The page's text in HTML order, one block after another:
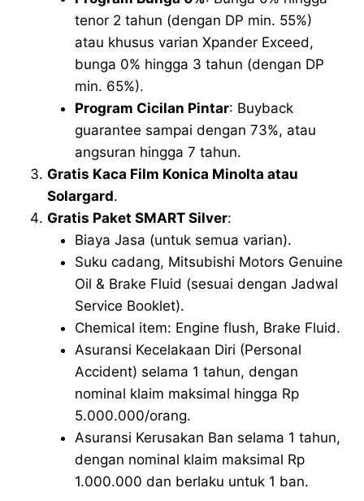
tenor 2 tahun (dengan DP min. 55%)
atau khusus varian Xpander Exceed,
bunga 0% hingga 3 tahun (dengan DP
min. 65%).
Program Cicilan Pintar: Buyback
guarantee sampai dengan 73%, atau
angsuran hingga 7 tahun.
Gratis Kaca Film Konica Minolta atau
Solargard.
Gratis Paket SMART Silver:
Biaya Jasa (untuk semua varian).
Suku cadang, Mitsubishi Motors Genuine
Oil & Brake Fluid (sesuai dengan Jadwal
Service Booklet).
Chemical item: Engine flush, Brake Fluid.
Asuransi Kecelakaan Diri (Personal
Accident) selama 1 tahun, dengan
nominal klaim maksimal hingga Rp
5.000.000/orang.
Asuransi Kerusakan Ban selama 1 tahun,
dengan nominal klaim maksimal Rp
1.000.000 dan berlaku untuk 1 ban.